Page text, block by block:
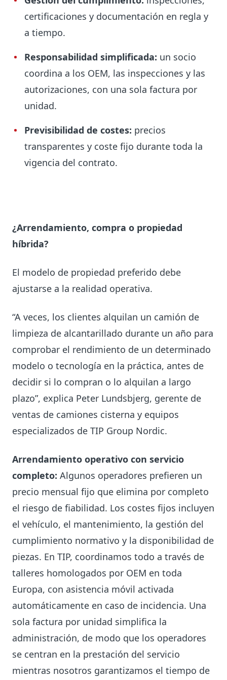
certificaciones y documentación en regla y
a tiempo.
Responsabilidad simplificada: un socio
coordina a los OEM, las inspecciones y las
autorizaciones, con una sola factura por
unidad.
Previsibilidad de costes: precios
transparentes y coste fijo durante toda la
vigencia del contrato.
¿Arrendamiento, compra o propiedad
híbrida?
El modelo de propiedad preferido debe
ajustarse a la realidad operativa.
“A veces, los clientes alquilan un camión de
limpieza de alcantarillado durante un año para
comprobar el rendimiento de un determinado
modelo o tecnología en la práctica, antes de
decidir si lo compran o lo alquilan a largo
plazo”, explica Peter Lundsbjerg, gerente de
ventas de camiones cisterna y equipos
especializados de TIP Group Nordic.
Arrendamiento operativo con servicio
completo: Algunos operadores prefieren un
precio mensual fijo que elimina por completo
el riesgo de fiabilidad. Los costes fijos incluyen
el vehículo, el mantenimiento, la gestión del
cumplimiento normativo y la disponibilidad de
piezas. En TIP, coordinamos todo a través de
talleres homologados por OEM en toda
Europa, con asistencia móvil activada
automáticamente en caso de incidencia. Una
sola factura por unidad simplifica la
administración, de modo que los operadores
se centran en la prestación del servicio
mientras nosotros garantizamos el tiempo de